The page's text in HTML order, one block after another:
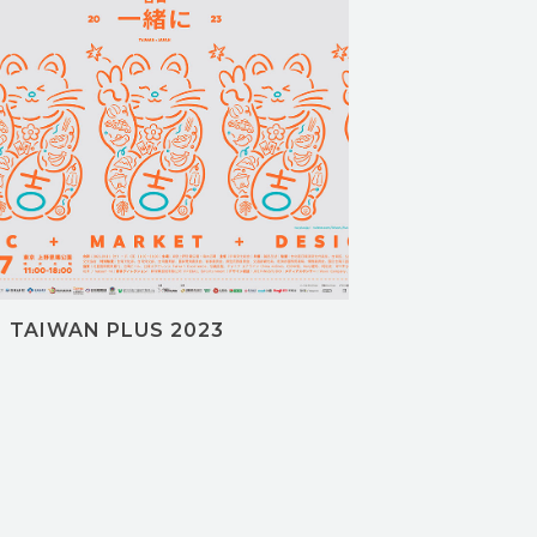
TAIWAN PLUS 2023